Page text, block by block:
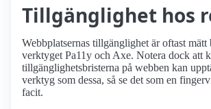
Tillgänglighet hos
Webbplatsernas tillgänglighet är oftast mätt
verktyget Pa11y och Axe. Notera dock att
tillgänglighetsbristerna på webben kan
verktyg som dessa, så se det som en
facit.